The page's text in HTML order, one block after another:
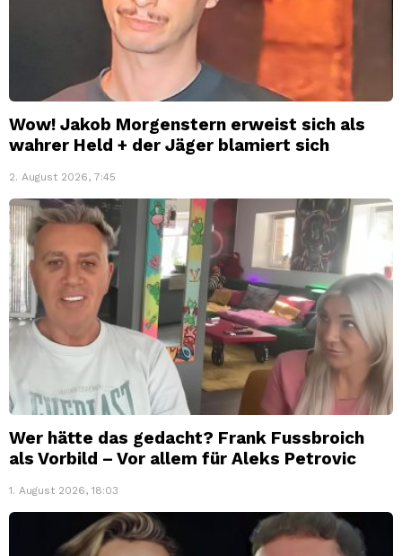
Wow! Jakob Morgenstern erweist sich als
wahrer Held + der Jäger blamiert sich
2. August 2026, 7:45
Wer hätte das gedacht? Frank Fussbroich
als Vorbild – Vor allem für Aleks Petrovic
1. August 2026, 18:03